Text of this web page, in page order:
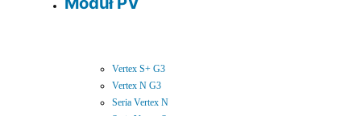
Vertex S+ G3
Vertex N G3
Seria Vertex N